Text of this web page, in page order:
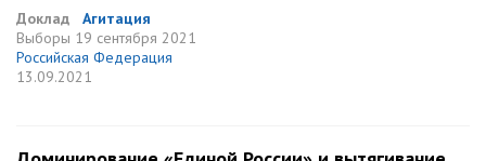
Доклад
Агитация
Выборы 19 сентября 2021
Российская Федерация
13.09.2021